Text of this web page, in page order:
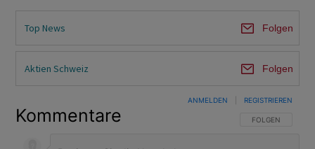
Top News Folgen
Aktien Schweiz Folgen
Kommentare FOLGE DIESER
FOLGEN
ANMELDEN REGISTRIEREN